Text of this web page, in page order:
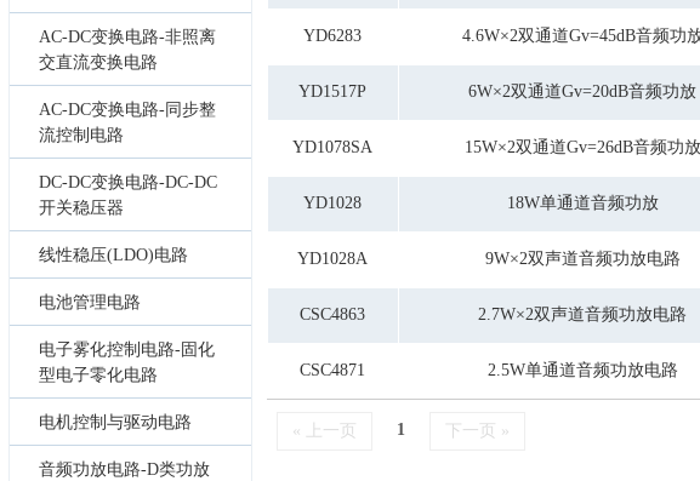
AC-DC变换电路-非照离
交直流变换电路
AC-DC变换电路-同步整
流控制电路
DC-DC变换电路-DC-DC
开关稳压器
线性稳压(LDO)电路
电池管理电路
电子雾化控制电路-固化
型电子零化电路
电机控制与驱动电路
音频功放电路-D类功放
YD6283 4.6W×2双通道Gv=45dB音频功
YD1517P 6W×2双通道Gv=20dB音频功放
YD1078SA 15W×2双通道Gv=26dB音频功放
YD1028 18W单通道音频功放
YD1028A 9W×2双声道音频功放电路
CSC4863 2.7W×2双声道音频功放电路
CSC4871 2.5W单通道音频功放电路
« 上一页 1 下一页 »